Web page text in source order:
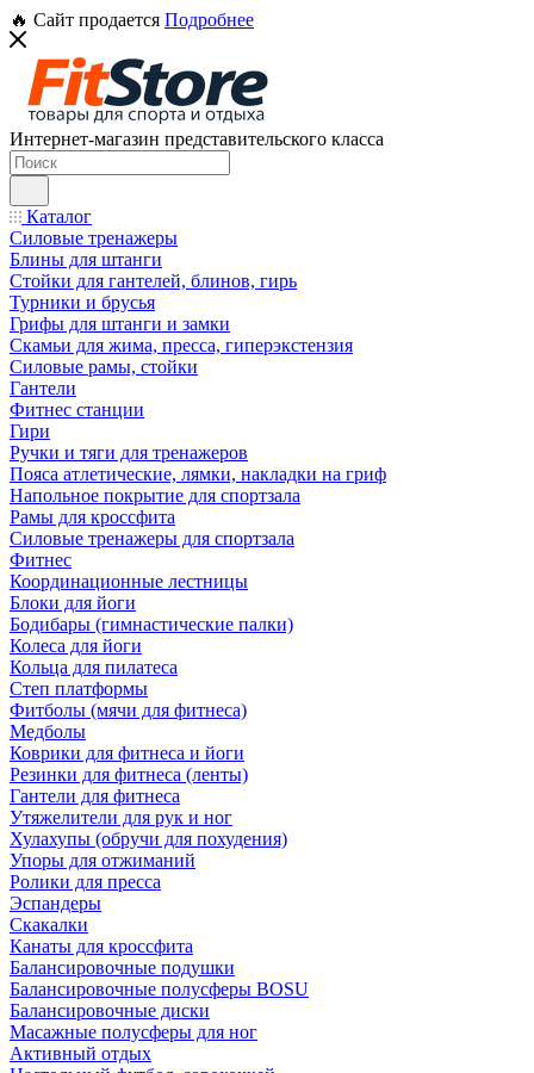
🔥 Сайт продается Подробнее
Интернет-магазин представительского класса
Каталог
Силовые тренажеры
Блины для штанги
Стойки для гантелей, блинов, гирь
Турники и брусья
Грифы для штанги и замки
Скамьи для жима, пресса, гиперэкстензия
Силовые рамы, стойки
Гантели
Фитнес станции
Гири
Ручки и тяги для тренажеров
Пояса атлетические, лямки, накладки на гриф
Напольное покрытие для спортзала
Рамы для кроссфита
Силовые тренажеры для спортзала
Фитнес
Координационные лестницы
Блоки для йоги
Бодибары (гимнастические палки)
Колеса для йоги
Кольца для пилатеса
Степ платформы
Фитболы (мячи для фитнеса)
Медболы
Коврики для фитнеса и йоги
Резинки для фитнеса (ленты)
Гантели для фитнеса
Утяжелители для рук и ног
Хулахупы (обручи для похудения)
Упоры для отжиманий
Ролики для пресса
Эспандеры
Скакалки
Канаты для кроссфита
Балансировочные подушки
Балансировочные полусферы BOSU
Балансировочные диски
Масажные полусферы для ног
Активный отдых